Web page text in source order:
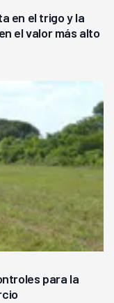
en el trigo y la
el valor más alto
para la